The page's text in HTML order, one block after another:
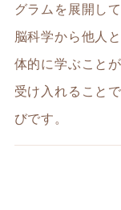
グラムを展開し
脳科学から他人
体的に学ぶこと
受け入れること
びです。